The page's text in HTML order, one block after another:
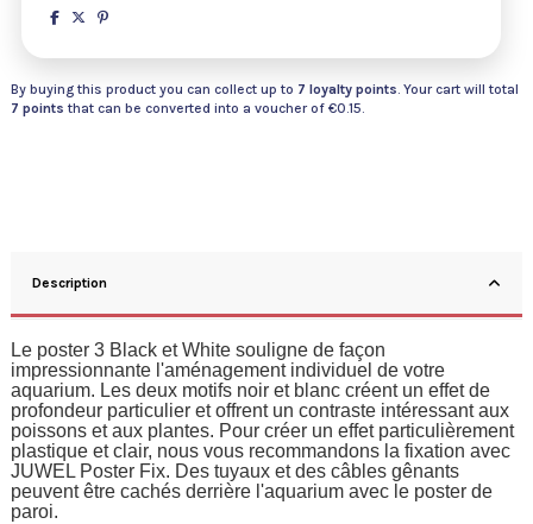
By buying this product you can collect up to 7 loyalty points . Your cart will total
7 points that can be converted into a voucher of €0.15
Description
Le poster 3 Black et White souligne de façon
impressionnante l'aménagement individuel de votre
aquarium. Les deux motifs noir et blanc créent un effet de
profondeur particulier et offrent un contraste intéressant aux
poissons et aux plantes. Pour créer un effet particulièrement
plastique et clair, nous vous recommandons la fixation avec
JUWEL Poster Fix. Des tuyaux et des câbles gênants
peuvent être cachés derrière l'aquarium avec le poster de
paroi.